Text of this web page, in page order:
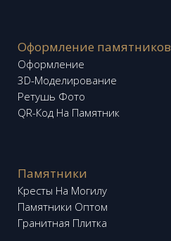
Оформление памятников
Оформление
3D-Моделирование
Ретушь Фото
QR-Код На Памятник
Памятники
Кресты На Могилу
Памятники Оптом
Гранитная Плитка